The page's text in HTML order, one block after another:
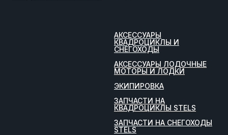
АКСЕССУАРЫ
КВАДРОЦИКЛЫ И
СНЕГОХОДЫ
АКСЕССУАРЫ ЛОДОЧНЫЕ
МОТОРЫ И ЛОДКИ
ЭКИПИРОВКА
ЗАПЧАСТИ НА
КВАДРОЦИКЛЫ STELS
ЗАПЧАСТИ НА СНЕГОХОДЫ
STELS